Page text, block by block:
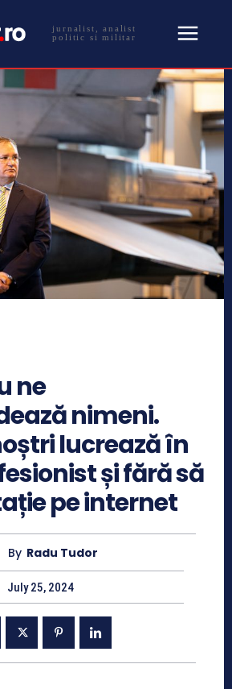
jurnalist, analist
politic si militar
ne
nimeni.
lucrează în
și fără să
pe internet
By Radu Tudor
July 25, 2024